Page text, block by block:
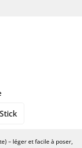
– léger et facile à poser,